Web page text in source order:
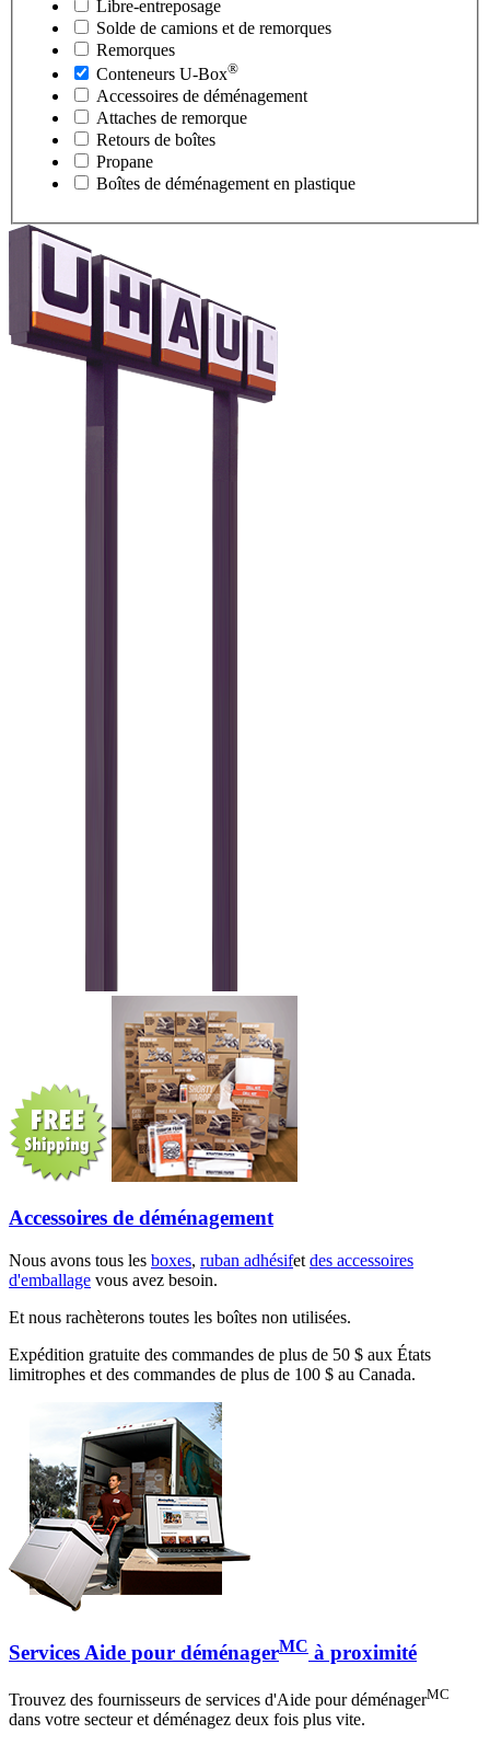
Libre-entreposage
Solde de camions et de remorques
Remorques
Conteneurs U-Box®
Accessoires de déménagement
Attaches de remorque
Retours de boîtes
Propane
Boîtes de déménagement en plastique
Accessoires de déménagement
Nous avons tous les boxes, ruban adhésifet des accessoires
d'emballage vous avez besoin.
Et nous rachèterons toutes les boîtes non utilisées.
Expédition gratuite des commandes de plus de 50 $ aux États
limitrophes et des commandes de plus de 100 $ au Canada.
Services Aide pour déménagerMC à proximité
Trouvez des fournisseurs de services d'Aide pour déménagerMC
dans votre secteur et déménagez deux fois plus vite.